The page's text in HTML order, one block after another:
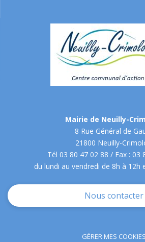
Mairie de Neuilly-
8 Rue Général de
21800 Neuilly-
Tél 03 80 47 02 88 / Fax : 03
du lundi au vendredi de 8h à 12h
Nous contacter
GÉRER MES COOKIES